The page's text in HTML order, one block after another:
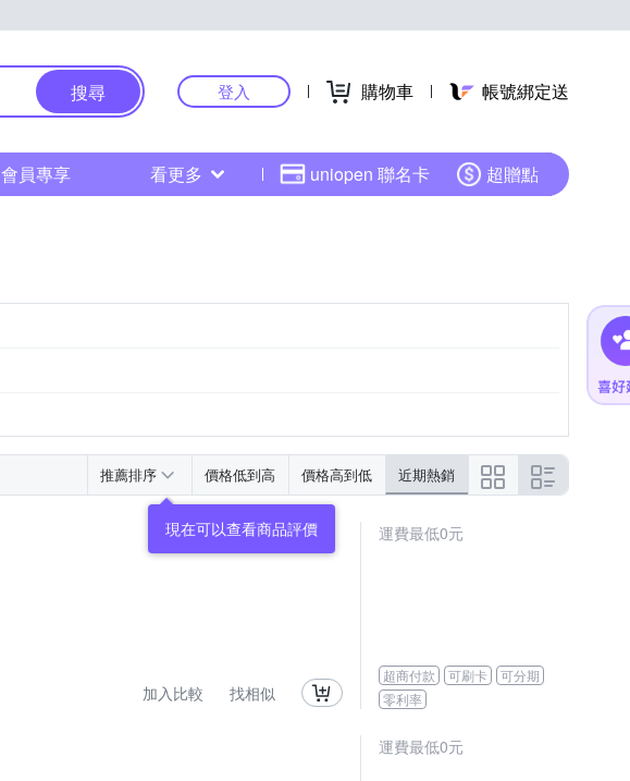
搜尋 登入 購物車 帳號綁定送
會員專享 看更多 uniopen 聯名卡 超贈點
推薦排序 價格低到高 價格高到低 近期熱銷
現在可以查看商品評價
加入比較 找相似
運費最低0元
超商付款 可刷卡
可分期
零利率
運費最低0元